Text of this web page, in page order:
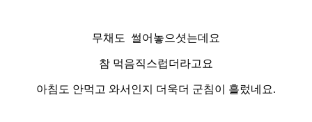
무채도 썰어놓으셧는데요
참 먹음직스럽더라고요
아침도 안먹고 와서인지 더욱더 군침이 흘렀네요.